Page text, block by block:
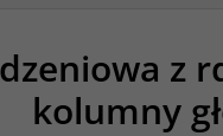
z
kolumny